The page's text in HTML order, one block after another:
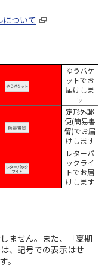
ついて
ゆうパケ
ットでお
届けしま
す
定形外郵
便(簡易書
留)でお届
けします
レターパ
ックライ
トでお届
けします
ません。また、「夏期
、記号での表示はせ
。